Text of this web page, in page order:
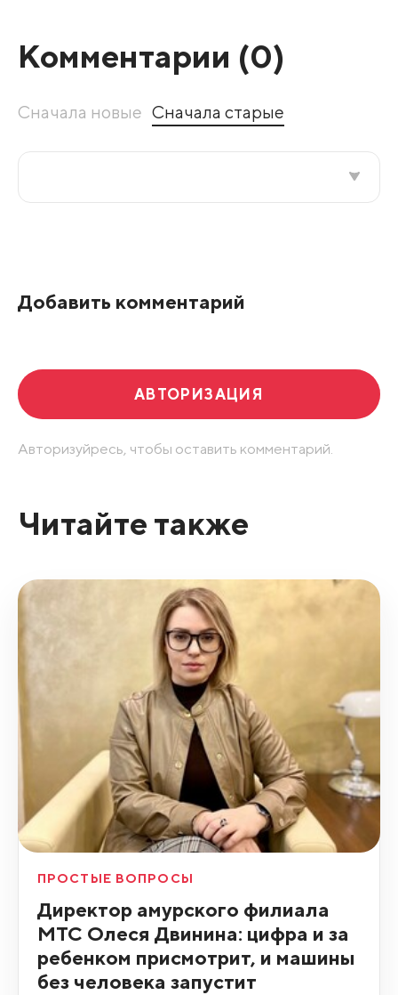
Комментарии (0)
Сначала новые Сначала старые
Добавить комментарий
АВТОРИЗАЦИЯ
Авторизуйресь, чтобы оставить комментарий.
Читайте также
ПРОСТЫЕ ВОПРОСЫ
Директор амурского филиала
МТС Олеся Двинина: цифра и за
ребенком присмотрит, и машины
без человека запустит